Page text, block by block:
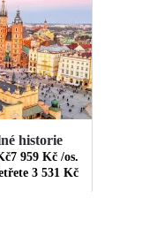
historie
7 959 Kč /os.
3 531 Kč